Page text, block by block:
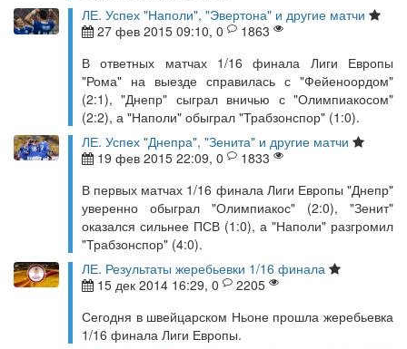
ЛЕ. Успех "Наполи", "Эвертона" и другие матчи
27 фев 2015 09:10, 0
1863
В ответных матчах 1/16 финала Лиги Европы
"Рома" на выезде справилась с "Фейеноордом"
(2:1), "Днепр" сыграл вничью с "Олимпиакосом"
(2:2), а "Наполи" обыграл "Трабзонспор" (1:0).
ЛЕ. Успех "Днепра", "Зенита" и другие матчи
19 фев 2015 22:09, 0
1833
В первых матчах 1/16 финала Лиги Европы "Днепр"
уверенно обыграл "Олимпиакос" (2:0), "Зенит"
оказался сильнее ПСВ (1:0), а "Наполи" разгромил
"Трабзонспор" (4:0).
ЛЕ. Результаты жеребьевки 1/16 финала
15 дек 2014 16:29, 0
2205
Сегодня в швейцарском Ньоне прошла жеребьевка
1/16 финала Лиги Европы.